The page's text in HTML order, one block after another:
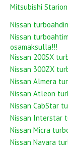
Mitsubishi
Nissan
Nissan
osamaksulla!!!
Nissan 200SX
Nissan 300ZX
Nissan Almera
Nissan Atleon
Nissan CabStar
Nissan Interstar
Nissan Micra
Nissan Navara